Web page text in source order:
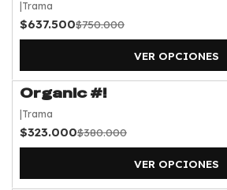
Trama
$637.500$750.000
VER OPCIONES
-15%OFF
Organic #!
Trama
$323.000$380.000
VER OPCIONES